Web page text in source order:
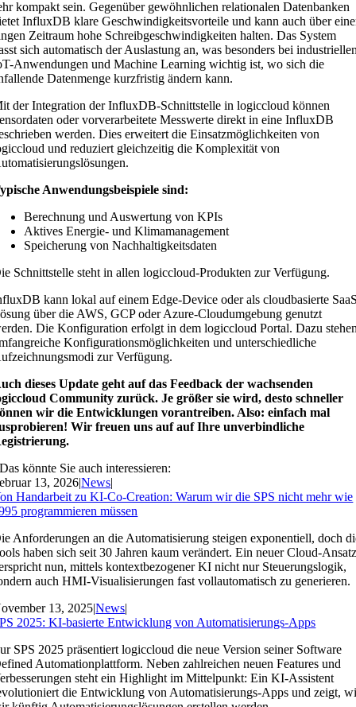
kompakt sein. Gegenüber gewöhnlichen relationalen Datenbanken
InfluxDB klare Geschwindigkeitsvorteile und kann auch über
Zeitraum hohe Schreibgeschwindigkeiten halten. Das System
sich automatisch der Auslastung an, was besonders bei
Anwendungen und Machine Learning wichtig ist, wo sich die
Datenmenge kurzfristig ändern kann.
der Integration der InfluxDB-Schnittstelle in logiccloud können
oder vorverarbeitete Messwerte direkt in eine InfluxDB
werden. Dies erweitert die Einsatzmöglichkeiten von
und reduziert gleichzeitig die Komplexität von
Anwendungsbeispiele sind:
Berechnung und Auswertung von KPIs
Aktives Energie- und Klimamanagement
Speicherung von Nachhaltigkeitsdaten
Schnittstelle steht in allen logiccloud-Produkten zur Verfügung.
kann lokal auf einem Edge-Device oder als cloudbasierte
über die AWS, GCP oder Azure-Cloudumgebung genutzt
Die Konfiguration erfolgt in dem logiccloud Portal. Dazu
Konfigurationsmöglichkeiten und unterschiedliche
zur Verfügung.
dieses Update geht auf das Feedback der wachsenden
Community zurück. Je größer sie wird, desto schneller
wir die Entwicklungen vorantreiben. Also: einfach mal
Wir freuen uns auf auf Ihre unverbindliche
Das könnte Sie auch interessieren:
13, 2026|News|
Handarbeit zu KI-Co-Creation: Warum wir die SPS nicht mehr wie
programmieren müssen
Anforderungen an die Automatisierung steigen exponentiell, doch
haben sich seit 30 Jahren kaum verändert. Ein neuer Cloud-
nun, mittels kontextbezogener KI nicht nur Steuerungslogik,
auch HMI-Visualisierungen fast vollautomatisch zu generieren.
13, 2025|News|
2025: KI-basierte Entwicklung von Automatisierungs-Apps
SPS 2025 präsentiert logiccloud die neue Version seiner Software
Automationplattform. Neben zahlreichen neuen Features und
steht ein Highlight im Mittelpunkt: Ein KI-Assistent
die Entwicklung von Automatisierungs-Apps und zeigt,